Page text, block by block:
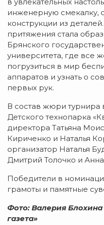
инженерную смекалку,
конструкции из
притяжения стала
Брянского
университета, где все
погрузиться в мир
аппаратов и узнать о
первых рук.
В состав жюри турнира
Детского технопарка
директора Татьяна
Кириченко и Наталья
организатор Наталья
Дмитрий Толочко и
Победители в
грамоты и памятные
Фото: Валерия Блохина
газета»